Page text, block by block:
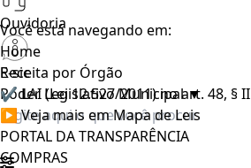
Ouvidoria
E-sic
Poder Legislativo Municipal▼
Você está navegando em:
Home
Receita por Órgão
✔ LAI (Lei 12.527/2011) no art. 48, § II
▶ Veja mais em Mapa de Leis
PORTAL DA TRANSPARÊNCIA
COMPRAS